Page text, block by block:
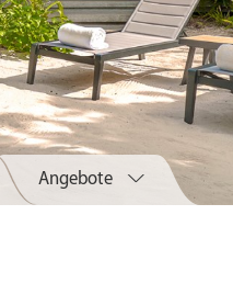
Angebote